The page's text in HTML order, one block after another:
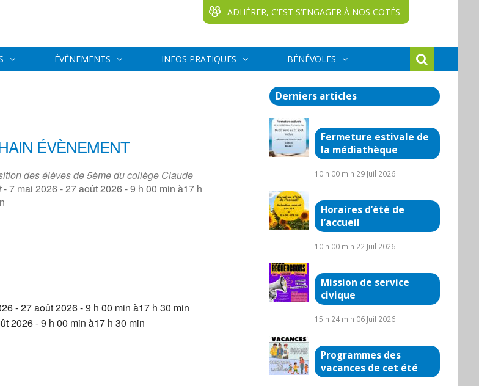
ADHÉRER, C‘EST S‘ENGAGER À NOS COTÉS
ÉVÈNEMENTS INFOS PRATIQUES BÉNÉVOLES
ÉVÈNEMENT
des élèves de 5ème du collège Claude
- 7 mai 2026 - 27 août 2026 - 9 h 00 min à17 h
- 27 août 2026 - 9 h 00 min à17 h 30 min
2026 - 9 h 00 min à17 h 30 min
Derniers articles
Fermeture estivale de
la médiathèque
10 h 00 min 29 Juil 2026
Horaires d’été de
l’accueil
10 h 00 min 22 Juil 2026
Mission de service
civique
15 h 24 min 06 Juil 2026
Programmes des
vacances de cet été